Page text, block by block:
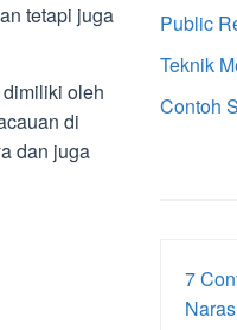
tetapi juga
oleh
di
dan juga
Public
Teknik
Contoh
7